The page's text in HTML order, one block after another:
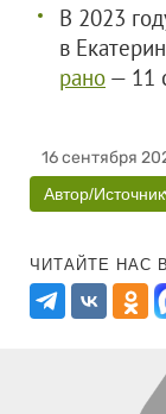
В 2023
в
рано — 11
16 сентября
Автор/Источник
ЧИТАЙТЕ НАС